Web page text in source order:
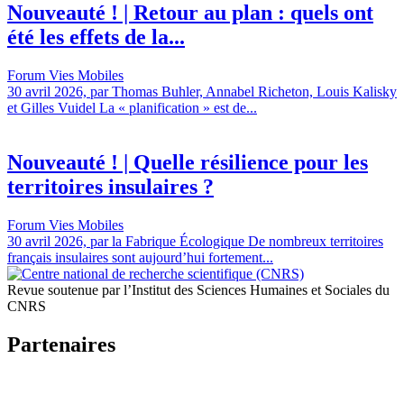
Nouveauté ! | Retour au plan : quels ont
été les effets de la...
Forum Vies Mobiles
30 avril 2026, par Thomas Buhler, Annabel Richeton, Louis Kalisky
et Gilles Vuidel La « planification » est de...
Nouveauté ! | Quelle résilience pour les
territoires insulaires ?
Forum Vies Mobiles
30 avril 2026, par la Fabrique Écologique De nombreux territoires
français insulaires sont aujourd’hui fortement...
Revue soutenue par l’Institut des Sciences Humaines et Sociales du
CNRS
Partenaires